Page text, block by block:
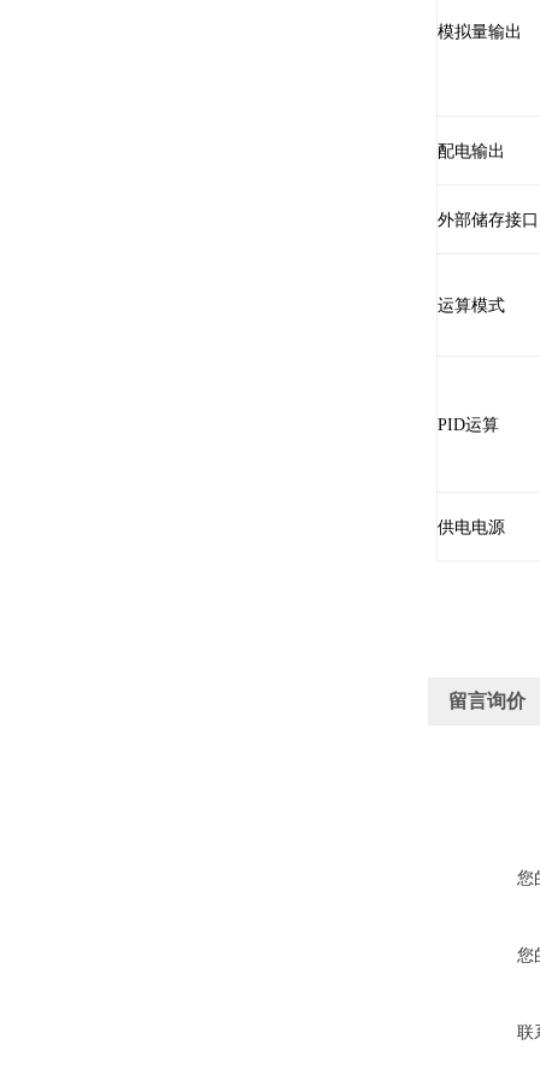
模拟量输出
配电输出
外部储存接口
运算模式
PID运算
供电电源
留言询价
您
您
联